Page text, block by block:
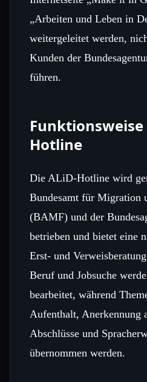
„Arbeiten und Leben in
weitergeleitet werden,
Kunden der
führen.
Funktionsweise
Hotline
Die ALiD-Hotline wird
Bundesamt für Migration
(BAMF) und der
betrieben und bietet eine
Erst‑ und
Beruf und Jobsuche
bearbeitet, während
Aufenthalt, Anerkennung
Abschlüsse und
übernommen werden.